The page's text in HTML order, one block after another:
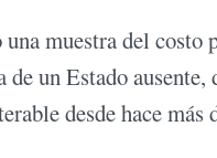
muestra del costo
un Estado
desde hace